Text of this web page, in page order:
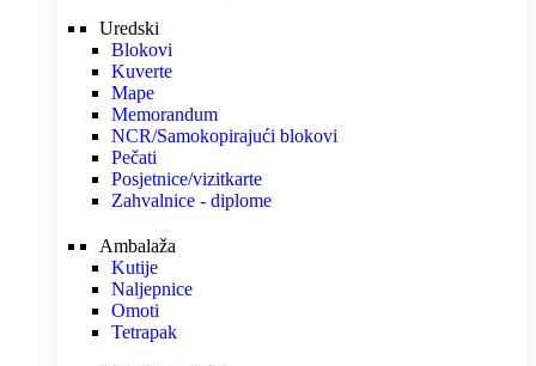
Uredski
Blokovi
Kuverte
Mape
Memorandum
NCR/Samokopirajući blokovi
Pečati
Posjetnice/vizitkarte
Zahvalnice - diplome
Ambalaža
Kutije
Naljepnice
Omoti
Tetrapak